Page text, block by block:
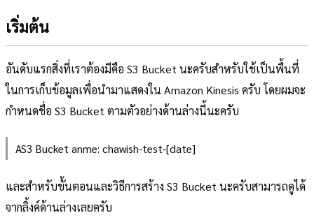
เริ่มต้น
อันดับแรกสิ่งที่เราต้องมีคือ S3 Bucket นะครับสำหรับใช้เป็นพื้นที่
ในการเก็บข้อมูลเพื่อนำมาแสดงใน Amazon Kinesis ครับ โดยผมจะ
กำหนดชื่อ S3 Bucket ตามตัวอย่างด้านล่างนี้นะครับ
AS3 Bucket anme: chawish-test-[date]
และสำหรับขั้นตอนและวิธีการสร้าง S3 Bucket นะครับสามารถดูได้
จากลิ้งค์ด้านล่างเลยครับ